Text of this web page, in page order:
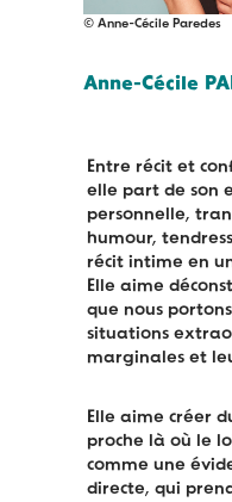
© Anne-Cécile Paredes
Anne-Cécile
Entre récit et
elle part de son
personnelle,
humour,
récit intime en
Elle aime dé
que nous
situations
marginales et
Elle aime créer
proche là où le
comme une
directe, qui